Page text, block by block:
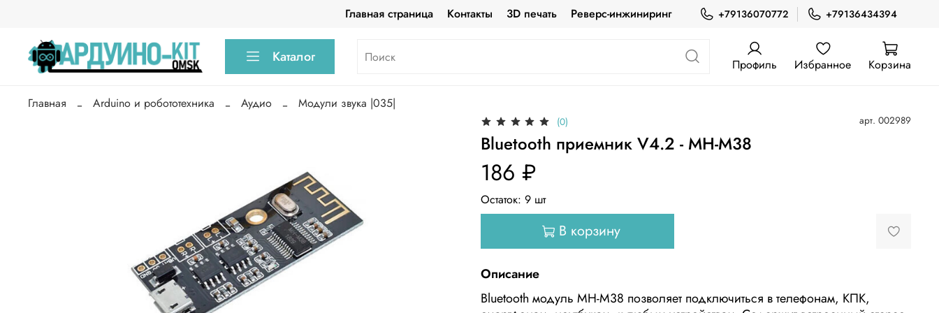
Главная страница Контакты 3D печать Реверс-инжиниринг +79136070772 +79136434394
Каталог Профиль Избранное Корзина
Главная Arduino и робототехника Аудио Модули звука |035|
(0) арт. 002989
Bluetooth приемник V4.2 - MH-M38
186 ₽
Остаток: 9 шт
В корзину
Описание
Bluetooth модуль MH-M38 позволяет подключиться в телефонам, КПК,